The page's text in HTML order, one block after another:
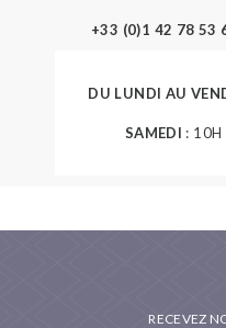
+33 (0)1 42 78 53
DU LUNDI AU
SAMEDI :
RECEVEZ